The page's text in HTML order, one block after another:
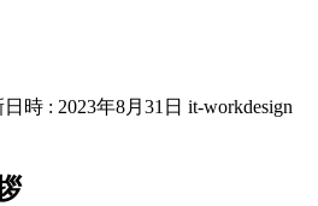
時 : 2023年8月31日 it-workdesign